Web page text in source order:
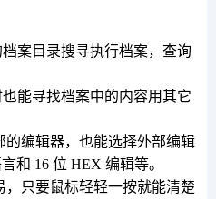
档案目录搜寻执行档案，查询
也能寻找档案中的内容用其它
的编辑器，也能选择外部编辑
和 16 位 HEX 编辑等。
，只要鼠标轻轻一按就能清楚